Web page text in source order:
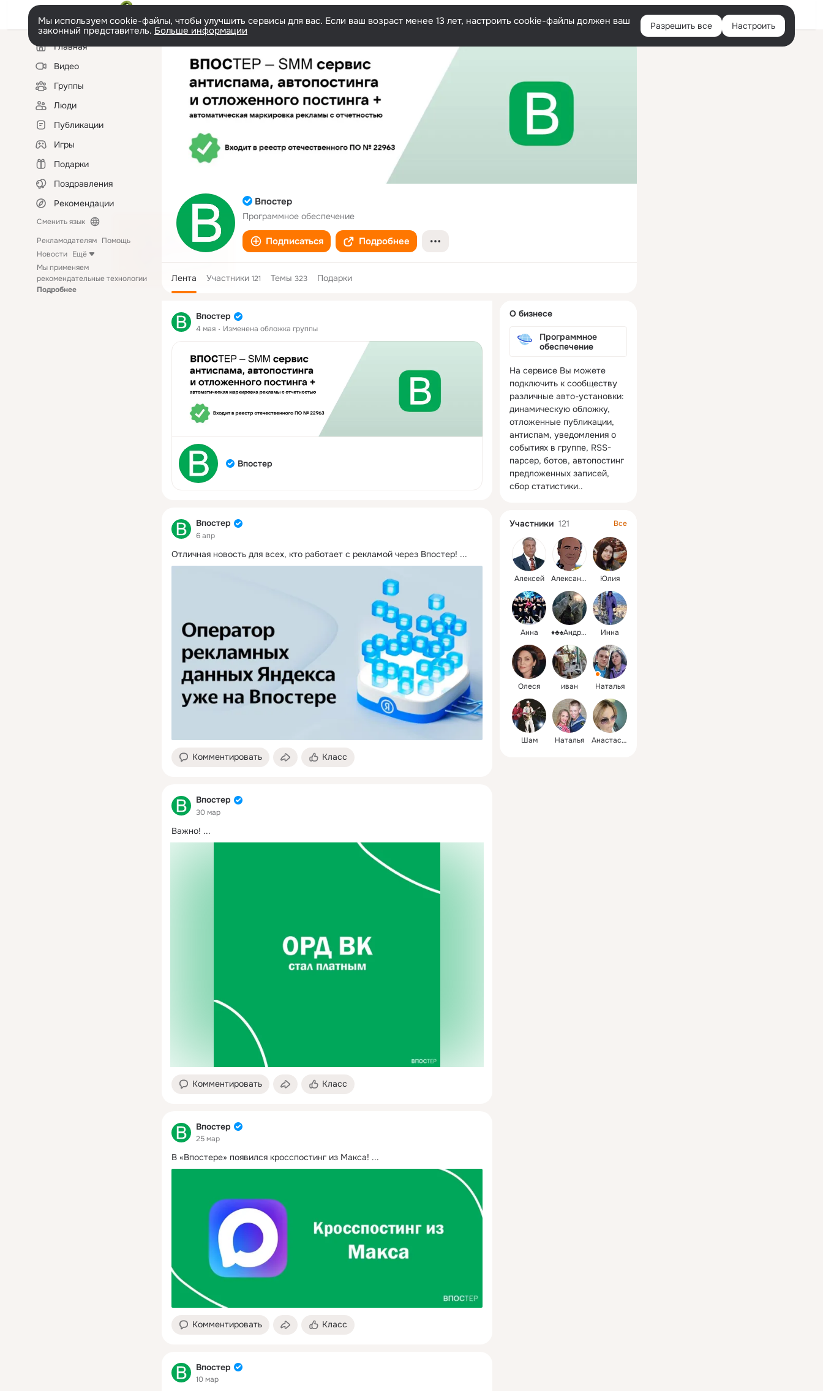
Войти
Мы используем cookie-файлы, чтобы улучшить сервисы для вас. Если ваш возраст менее 13 лет, настроить cookie-файлы должен ваш
законный представитель. Больше информации Разрешить все Настроить
Левая
колонкаГлавная
Видео
Группы
Люди
Публикации
Игры
Подарки
Поздравления
Рекомендации
Сменить язык
Рекламодателям Помощь
Новости Ещё
Мы применяем
рекомендательные технологии
Подробнее
Впостер
Программное обеспечение
Подписаться Подробнее
Лента Участники 121 Темы 323 Подарки
Впостер
4 мая Изменена обложка группы
Впостер
Впостер
6 апр
Отличная новость для всех, кто работает с рекламой через Впостер! ...
Комментировать Класс
Впостер
30 мар
Важно! ...
Комментировать Класс
Впостер
25 мар
В «Впостере» появился кросспостинг из Макса! ...
Комментировать Класс
Впостер
10 мар
колонка
О бизнесе
Программное
обеспечение
На сервисе Вы можете
подключить к сообществу
различные авто-установки:
динамическую обложку,
отложенные публикации,
антиспам, уведомления о
событиях в группе, RSS-
парсер, ботов, автопостинг
предложенных записей,
сбор статистики..
Участники 121 Все
Алексей Александр Юлия
Анна ♦♣♠Андрей♦♣♠ Инна
Олеся иван Наталья
Шам Наталья Анастасия